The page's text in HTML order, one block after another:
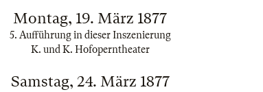
Montag, 19. März 1877
5. Aufführung in dieser Inszenierung
K. und K. Hofoperntheater
Samstag, 24. März 1877